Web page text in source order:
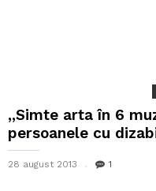
,,Simte arta în 6
persoanele cu
28 august 2013 1